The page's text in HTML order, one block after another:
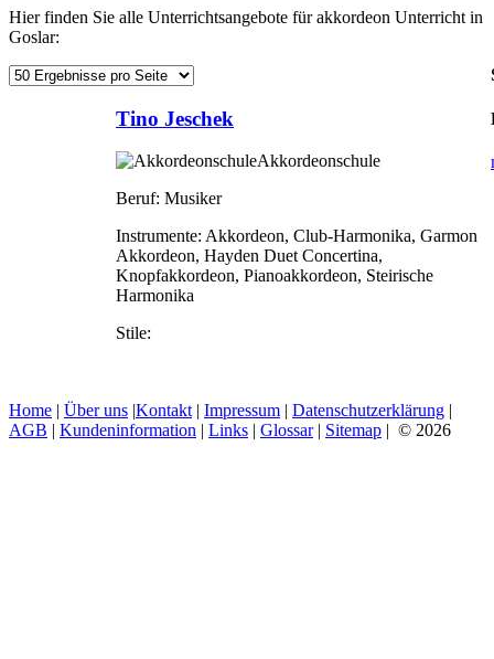
Hier finden Sie alle Unterrichtsangebote für akkordeon Unterricht in
Goslar:
Tino Jeschek
Akkordeonschule
Beruf: Musiker
Instrumente: Akkordeon, Club-Harmonika, Garmon
Akkordeon, Hayden Duet Concertina,
Knopfakkordeon, Pianoakkordeon, Steirische
Harmonika
Stile:
Home | Über uns |Kontakt | Impressum | Datenschutzerklärung |
AGB | Kundeninformation | Links | Glossar| Sitemap | © 2026